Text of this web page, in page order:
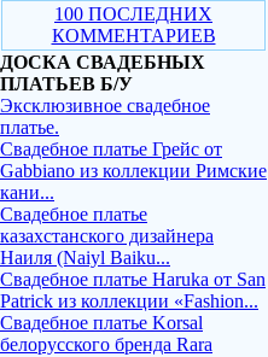
100 ПОСЛЕДНИХ
КОММЕНТАРИЕВ
ДОСКА СВАДЕБНЫХ
ПЛАТЬЕВ Б/У
Эксклюзивное свадебное
платье.
Свадебное платье Грейс от
Gabbiano из коллекции Римские
кани...
Свадебное платье
казахстанского дизайнера
Наиля (Naiyl Baiku...
Свадебное платье Haruka от San
Patrick из коллекции «Fashion...
Свадебное платье Korsal
белорусского бренда Rara